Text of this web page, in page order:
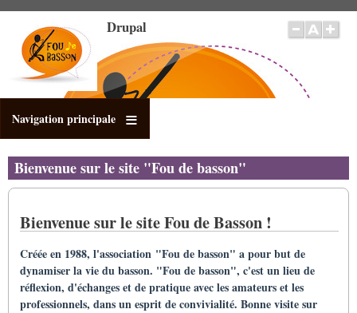
contenido
principal
Drupal
Navigation principale
Bienvenue sur le site "Fou de basson"
Bienvenue sur le site Fou de Basson !
Créée en 1988, l'association "Fou de basson" a pour but de
dynamiser la vie du basson. "Fou de basson", c'est un lieu de
réflexion, d'échanges et de pratique avec les amateurs et les
professionnels, dans un esprit de convivialité. Bonne visite sur